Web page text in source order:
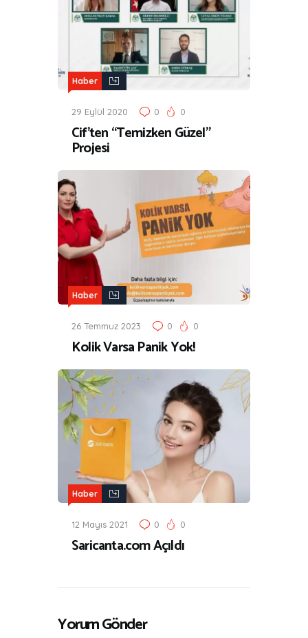
Haber
29 Eylül 2020 0 0
Cif’ten “Temizken Güzel”
Projesi
Haber
26 Temmuz 2023 0 0
Kolik Varsa Panik Yok!
Haber
12 Mayıs 2021 0 0
Saricanta.com Açıldı
Yorum Gönder